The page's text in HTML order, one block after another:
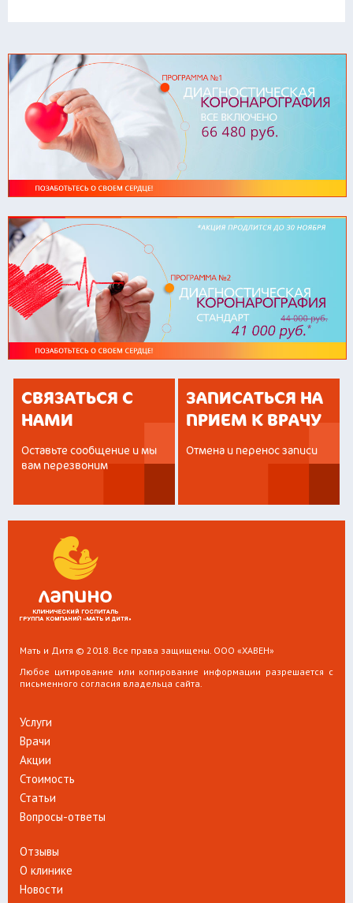
СВЯЗАТЬСЯ С
НАМИ
Оставьте сообщение и мы
вам перезвоним
ЗАПИСАТЬСЯ НА
ПРИЕМ К ВРАЧУ
Отмена и перенос записи
Мать и Дитя © 2018. Все права защищены. ООО «ХАВЕН»
Любое цитирование или копирование информации разрешается с
письменного согласия владельца сайта.
Услуги
Врачи
Акции
Стоимость
Статьи
Вопросы-ответы
Отзывы
О клинике
Новости